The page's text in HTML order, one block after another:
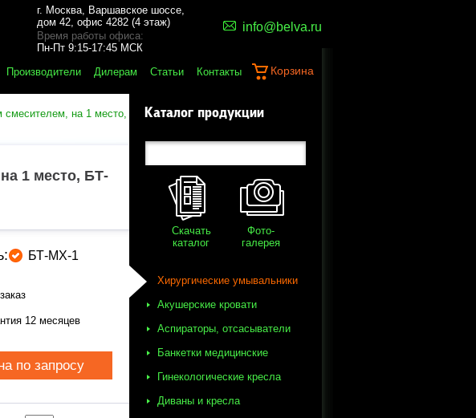
г. Москва, Варшавское шоссе,
дом 42, офис 4282 (4 этаж)
Время работы офиса:
Пн-Пт 9:15-17:45 МСК
info@belva.ru
Производители Дилерам Статьи Контакты Корзина
смесителем, на 1 место,
1 место, БТ-
БТ-МХ-1
12 месяцев
по запросу
Каталог продукции
Скачать
каталог
Фото-
галерея
Хирургические умывальники
Акушерские кровати
Аспираторы, отсасыватели
Банкетки медицинские
Гинекологические кресла
Диваны и кресла